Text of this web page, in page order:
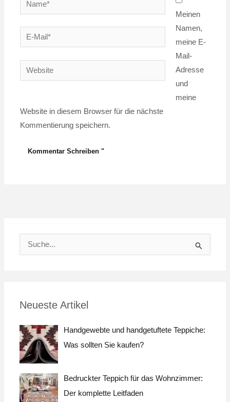
E-
Mail*
Website
Meinen
Namen,
meine E-
Mail-
Adresse
und
meine
Website in diesem Browser für die nächste
Kommentierung speichern.
e
a
c
h
:
Neueste Artikel
Handgewebte und handgetuftete Teppiche:
Was sollten Sie kaufen?
Bedruckter Teppich für das Wohnzimmer:
Der komplette Leitfaden